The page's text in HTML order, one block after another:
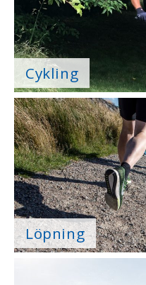
Cykling
Löpning